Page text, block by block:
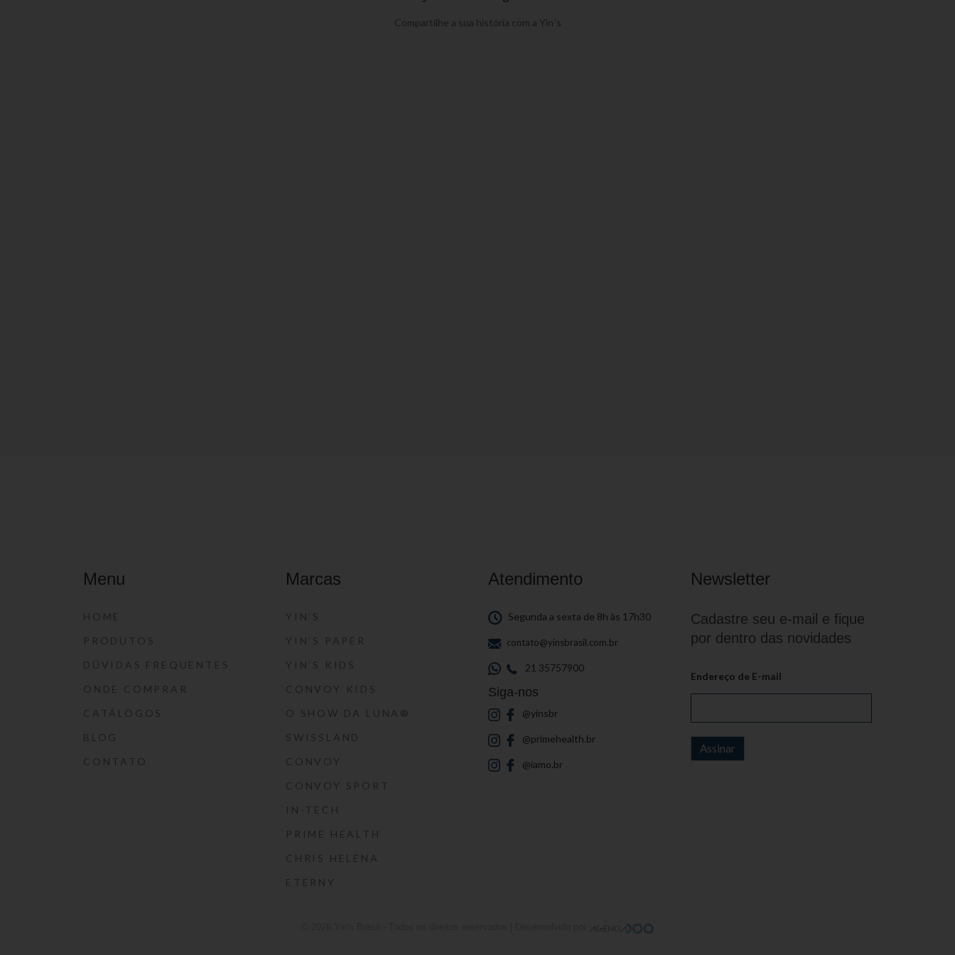
Compartilhe a sua história com a Yin´s
Menu
HOME
PRODUTOS
DÚVIDAS FREQUENTES
ONDE COMPRAR
CATÁLOGOS
BLOG
CONTATO
Marcas
YIN’S
YIN’S PAPER
YIN’S KIDS
CONVOY KIDS
O SHOW DA LUNA®
SWISSLAND
CONVOY
CONVOY SPORT
IN-TECH
PRIME HEALTH
CHRIS HELENA
ETERNY
Atendimento
Segunda a sexta de 8h às 17h30
contato@yinsbrasil.com.br
21 35757900
Siga-nos
@yinsbr
@primehealth.br
@iamo.br
Newsletter
Cadastre seu e-mail e fique
por dentro das novidades
Endereço de E-mail